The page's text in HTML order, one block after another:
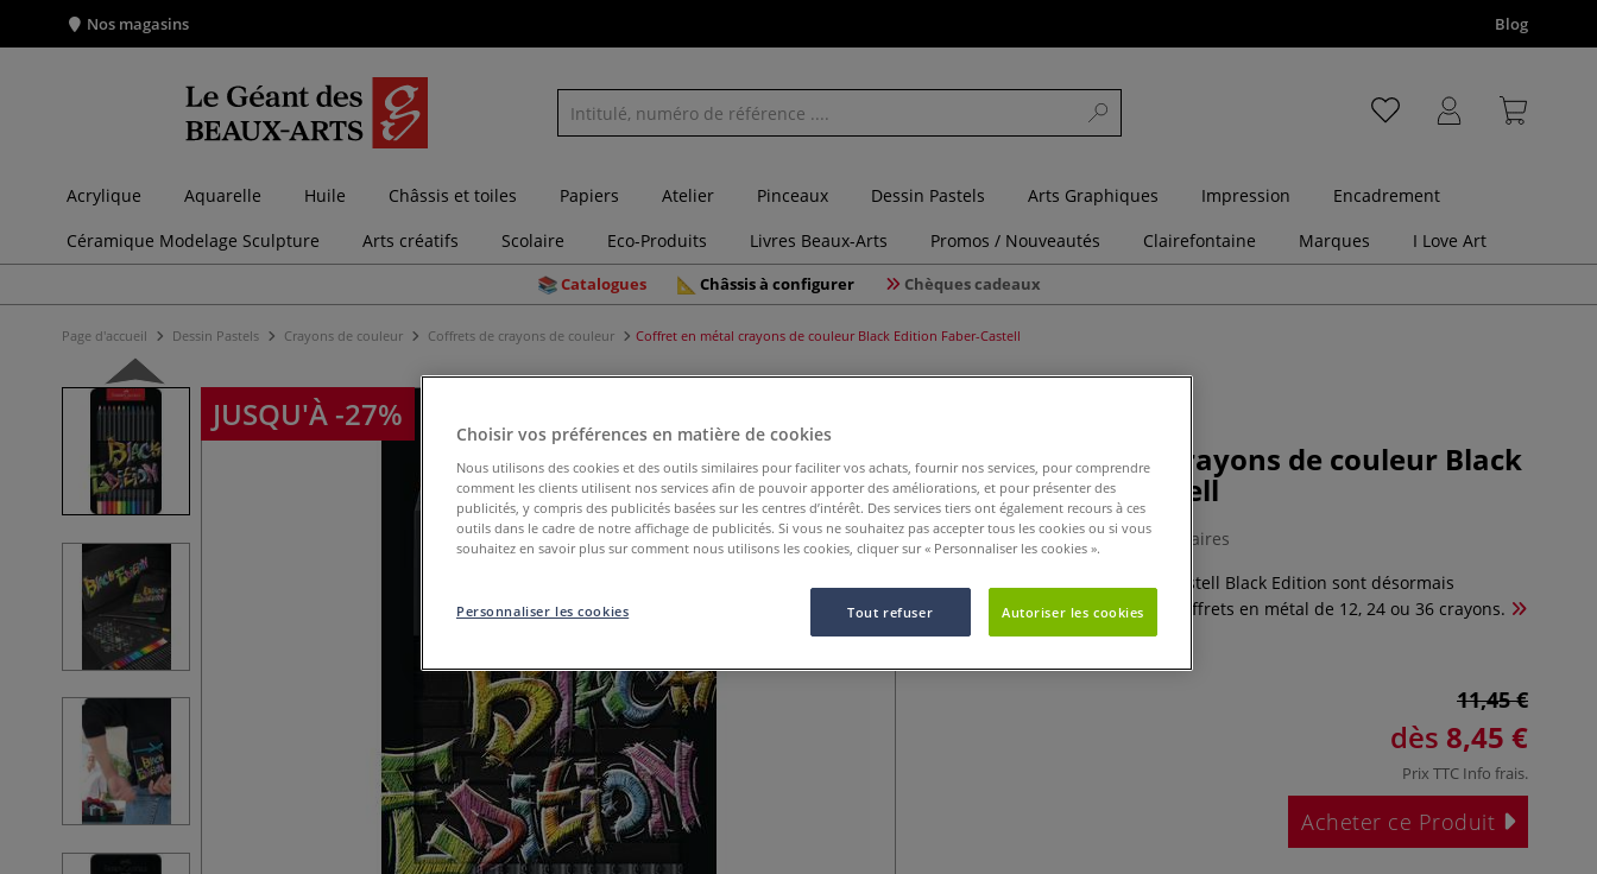
Nos magasins Blog
Acrylique Aquarelle Huile Châssis et toiles Papiers Atelier Pinceaux Dessin Pastels Arts Graphiques Impression
Encadrement
Céramique Modelage Sculpture
Arts créatifs Scolaire Eco-Produits Livres Beaux-Arts Promos / Nouveautés Clairefontaine Marques I Love Art
Catalogues Châssis à configurer Chèques cadeaux
Page d'accueil Dessin Pastels Crayons de couleur Coffrets de crayons de couleur Coffret en métal crayons de couleur Black Edition Faber-Castell
JUSQU'À -27%
Coffret en métal crayons de couleur Black
Edition Faber-Castell
0 Commentaires
Les crayons de couleur Faber-Castell Black Edition sont désormais
disponibles dans de superbes coffrets en métal de 12, 24 ou 36 crayons.
Plus
11,45 €
dès 8,45 €
Prix TTC Info frais.
Acheter ce Produit
Choisir vos préférences en matière de cookies
Nous utilisons des cookies et des outils similaires pour faciliter vos achats, fournir nos services, pour comprendre
comment les clients utilisent nos services afin de pouvoir apporter des améliorations, et pour présenter des
publicités, y compris des publicités basées sur les centres d’intérêt. Des services tiers ont également recours à ces
outils dans le cadre de notre affichage de publicités. Si vous ne souhaitez pas accepter tous les cookies ou si vous
souhaitez en savoir plus sur comment nous utilisons les cookies, cliquer sur « Personnaliser les cookies ».
Tout refuser Autoriser les cookies
Personnaliser les cookies